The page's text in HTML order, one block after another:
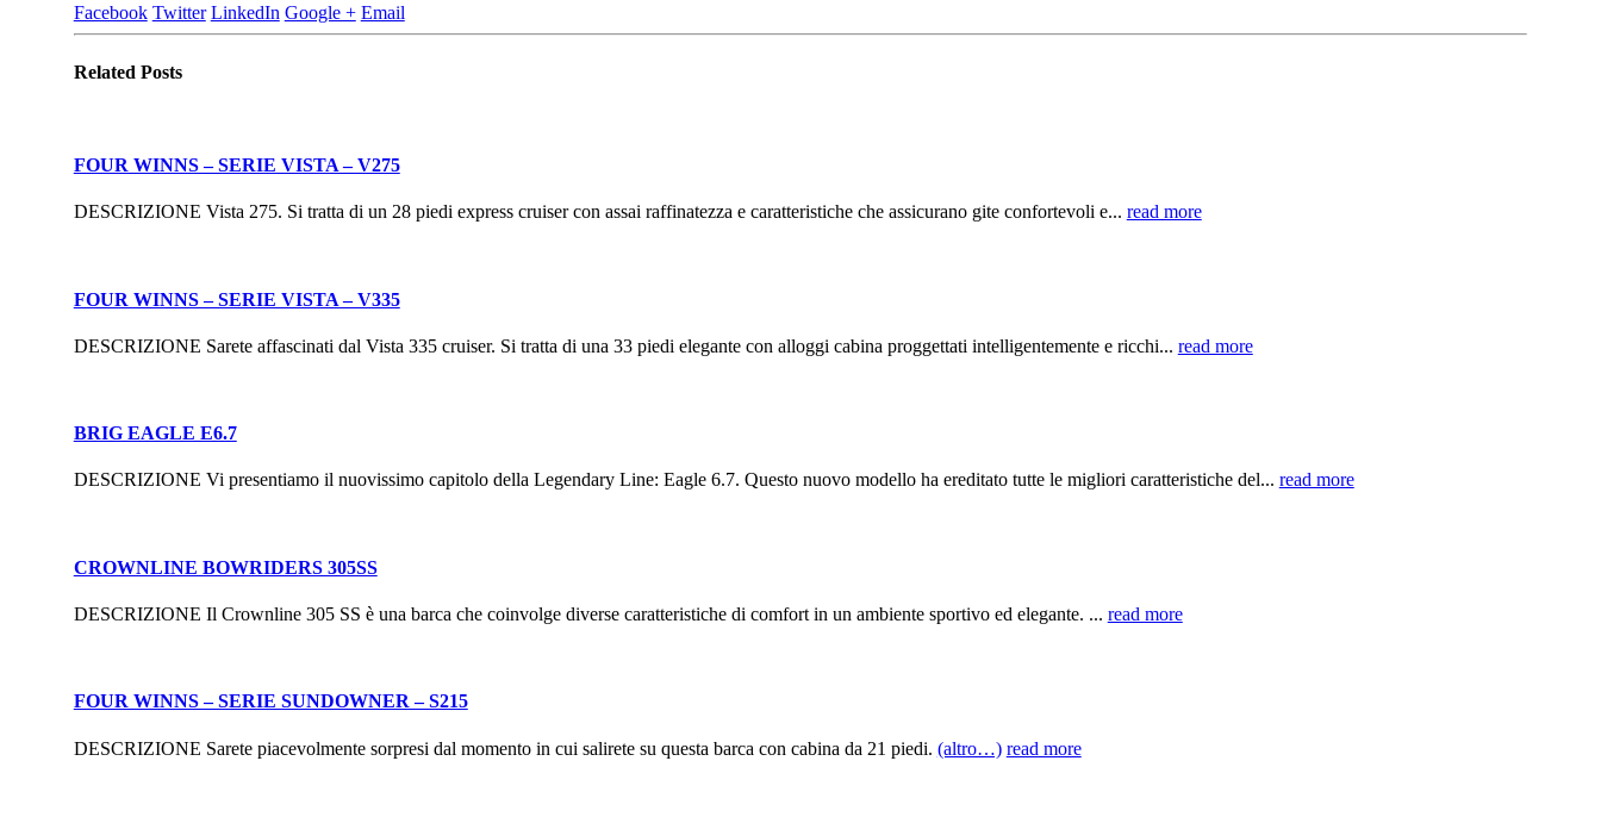
Facebook Twitter LinkedIn Google + Email
Related Posts
FOUR WINNS – SERIE VISTA – V275
DESCRIZIONE Vista 275. Si tratta di un 28 piedi express cruiser con assai raffinatezza e caratteristiche che assicurano gite confortevoli e... read more
FOUR WINNS – SERIE VISTA – V335
DESCRIZIONE Sarete affascinati dal Vista 335 cruiser. Si tratta di una 33 piedi elegante con alloggi cabina proggettati intelligentemente e ricchi... read more
BRIG EAGLE E6.7
DESCRIZIONE Vi presentiamo il nuovissimo capitolo della Legendary Line: Eagle 6.7. Questo nuovo modello ha ereditato tutte le migliori caratteristiche del... read more
CROWNLINE BOWRIDERS 305SS
DESCRIZIONE Il Crownline 305 SS è una barca che coinvolge diverse caratteristiche di comfort in un ambiente sportivo ed elegante. ... read more
FOUR WINNS – SERIE SUNDOWNER – S215
DESCRIZIONE Sarete piacevolmente sorpresi dal momento in cui salirete su questa barca con cabina da 21 piedi. (altro…) read more